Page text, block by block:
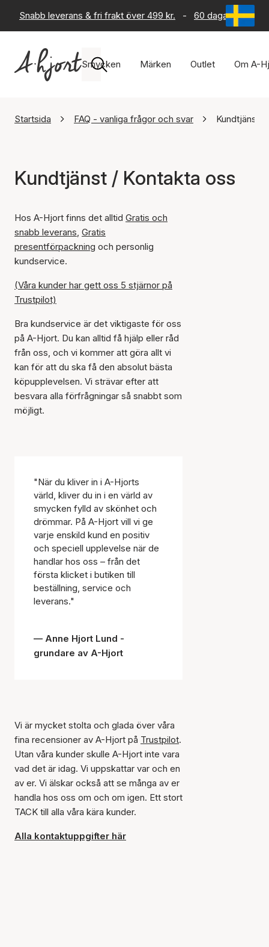
Snabb leverans & fri frakt över 499 kr. - 60 dagars
Smycken Märken Outlet Om A-
Startsida FAQ - vanliga frågor och svar Kundtjänst /
Kundtjänst / Kontakta oss
Hos A-Hjort finns det alltid Gratis och
snabb leverans, Gratis
presentförpackning och personlig
kundservice.
(Våra kunder har gett oss 5 stjärnor på
Trustpilot)
Bra kundservice är det viktigaste för oss
på A-Hjort. Du kan alltid få hjälp eller råd
från oss, och vi kommer att göra allt vi
kan för att du ska få den absolut bästa
köpupplevelsen. Vi strävar efter att
besvara alla förfrågningar så snabbt som
möjligt.
"När du kliver in i A-Hjorts
värld, kliver du in i en värld av
smycken fylld av skönhet och
drömmar. På A-Hjort vill vi ge
varje enskild kund en positiv
och speciell upplevelse när de
handlar hos oss – från det
första klicket i butiken till
beställning, service och
leverans."
Anne Hjort Lund -
grundare av A-Hjort
Vi är mycket stolta och glada över våra
fina recensioner av A-Hjort på Trustpilot.
Utan våra kunder skulle A-Hjort inte vara
vad det är idag. Vi uppskattar var och en
av er. Vi älskar också att se många av er
handla hos oss om och om igen. Ett stort
TACK till alla våra kära kunder.
Alla kontaktuppgifter här